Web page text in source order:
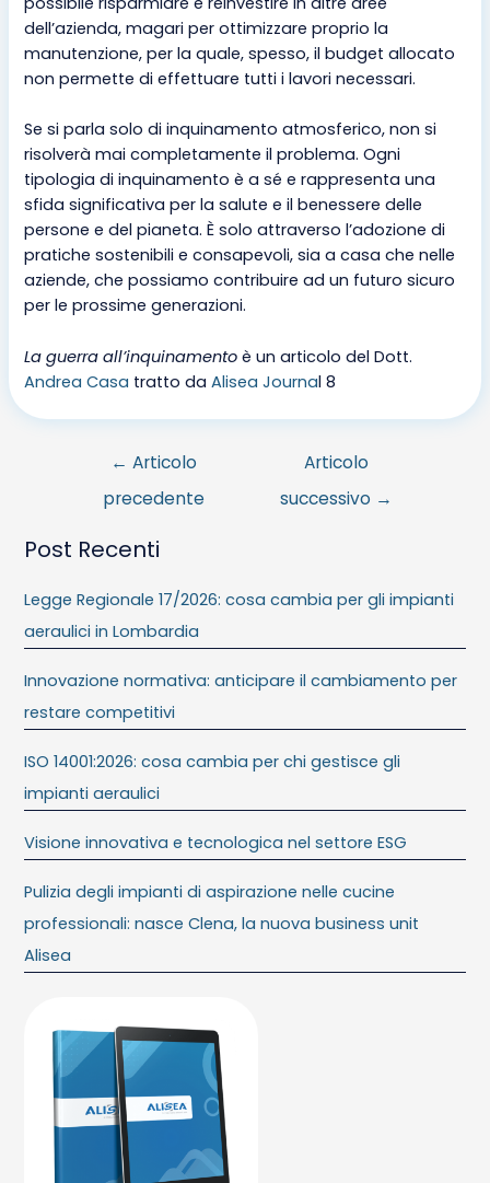
dell’azienda, magari per ottimizzare proprio la
manutenzione, per la quale, spesso, il budget allocato
non permette di effettuare tutti i lavori necessari.
Se si parla solo di inquinamento atmosferico, non si
risolverà mai completamente il problema. Ogni
tipologia di inquinamento è a sé e rappresenta una
sfida significativa per la salute e il benessere delle
persone e del pianeta. È solo attraverso l’adozione di
pratiche sostenibili e consapevoli, sia a casa che nelle
aziende, che possiamo contribuire ad un futuro sicuro
per le prossime generazioni.
La guerra all’inquinamento è un articolo del Dott.
Andrea Casa tratto daAlisea Journal 8
← Articolo
precedente
Articolo
successivo →
Post Recenti
Legge Regionale 17/2026: cosa cambia per gli impianti
aeraulici in Lombardia
Innovazione normativa: anticipare il cambiamento per
restare competitivi
ISO 14001:2026: cosa cambia per chi gestisce gli
impianti aeraulici
Visione innovativa e tecnologica nel settore ESG
Pulizia degli impianti di aspirazione nelle cucine
professionali: nasce Clena, la nuova business unit
Alisea